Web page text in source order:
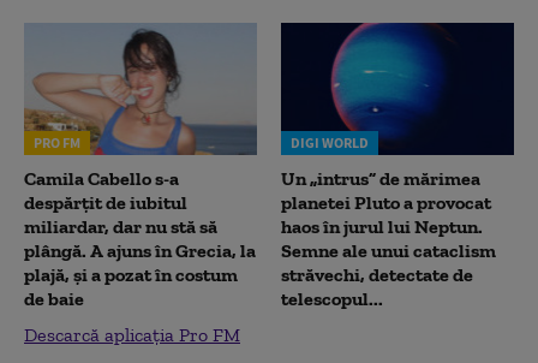
PRO FM
Camila Cabello s-a
despărțit de iubitul
miliardar, dar nu stă să
plângă. A ajuns în Grecia, la
plajă, și a pozat în costum
de baie
Descarcă aplicația Pro FM
DIGI WORLD
Un „intrus” de mărimea
planetei Pluto a provocat
haos în jurul lui Neptun.
Semne ale unui cataclism
străvechi, detectate de
telescopul...